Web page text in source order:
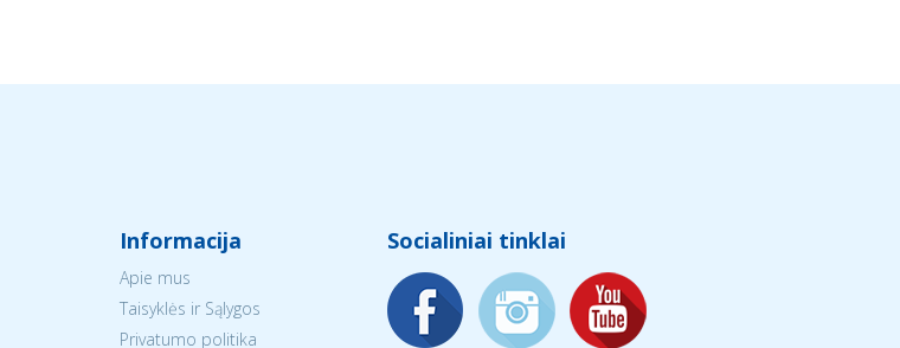
Informacija
Apie mus
Taisyklės ir Sąlygos
Privatumo politika
Socialiniai tinklai